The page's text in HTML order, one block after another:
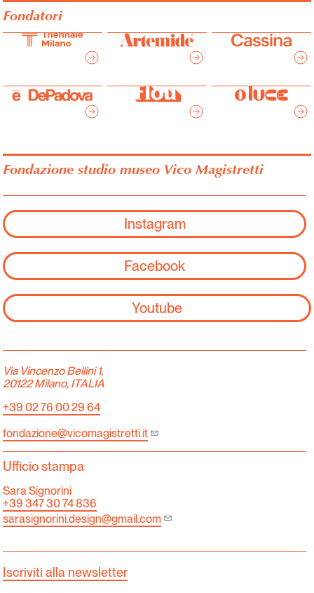
Fondatori
Fondazione studio museo Vico Magistretti
Instagram
Facebook
Youtube
Via Vincenzo Bellini 1,
20122 Milano, ITALIA
+39 02 76 00 29 64
fondazione@vicomagistretti.it
Ufficio stampa
Sara Signorini
+39 347 30 74 836
sarasignorini.design@gmail.com
Iscriviti alla newsletter